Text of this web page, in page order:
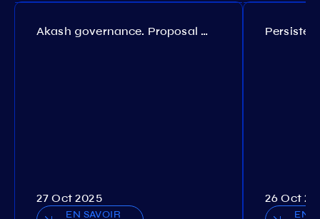
Akash governance. Proposal №308
27 Oct 2025
EN SAVOIR
26 Oct
EN